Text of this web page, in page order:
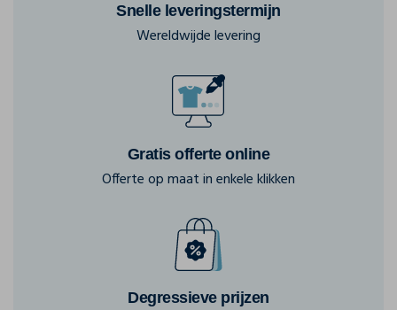
Snelle leveringstermijn
Wereldwijde levering
Gratis offerte online
Offerte op maat in enkele klikken
Degressieve prijzen